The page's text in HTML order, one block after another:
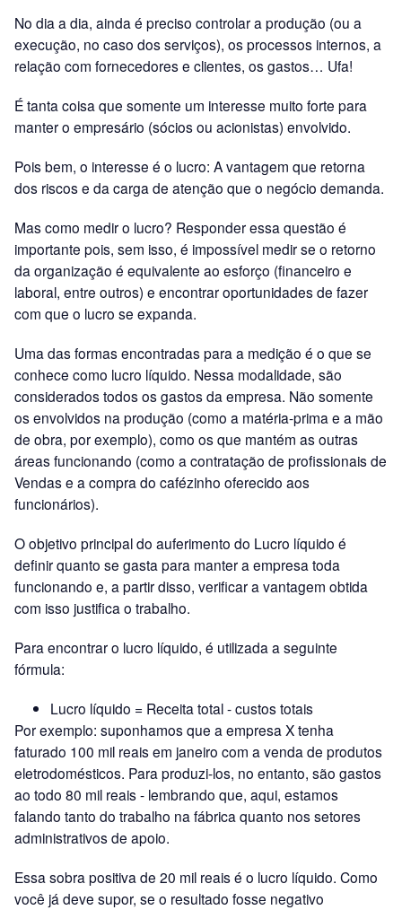
No dia a dia, ainda é preciso controlar a produção (ou a
execução, no caso dos serviços), os processos internos, a
relação com fornecedores e clientes, os gastos… Ufa!
É tanta coisa que somente um interesse muito forte para
manter o empresário (sócios ou acionistas) envolvido.
Pois bem, o interesse é o lucro: A vantagem que retorna
dos riscos e da carga de atenção que o negócio demanda.
Mas como medir o lucro? Responder essa questão é
importante pois, sem isso, é impossível medir se o retorno
da organização é equivalente ao esforço (financeiro e
laboral, entre outros) e encontrar oportunidades de fazer
com que o lucro se expanda.
Uma das formas encontradas para a medição é o que se
conhece como lucro líquido. Nessa modalidade, são
considerados todos os gastos da empresa. Não somente
os envolvidos na produção (como a matéria-prima e a mão
de obra, por exemplo), como os que mantém as outras
áreas funcionando (como a contratação de profissionais de
Vendas e a compra do cafézinho oferecido aos
funcionários).
O objetivo principal do auferimento do Lucro líquido é
definir quanto se gasta para manter a empresa toda
funcionando e, a partir disso, verificar a vantagem obtida
com isso justifica o trabalho.
Para encontrar o lucro líquido, é utilizada a seguinte
fórmula:
Lucro líquido = Receita total - custos totais
Por exemplo: suponhamos que a empresa X tenha
faturado 100 mil reais em janeiro com a venda de produtos
eletrodomésticos. Para produzi-los, no entanto, são gastos
ao todo 80 mil reais - lembrando que, aqui, estamos
falando tanto do trabalho na fábrica quanto nos setores
administrativos de apoio.
Essa sobra positiva de 20 mil reais é o lucro líquido. Como
você já deve supor, se o resultado fosse negativo